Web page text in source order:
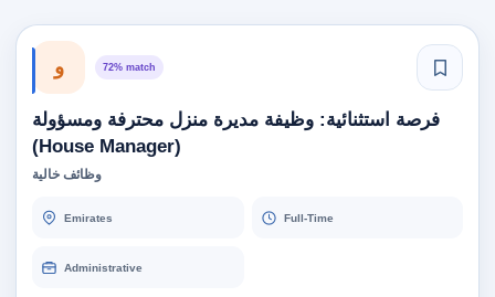
و 72% match
فرصة استثنائية: وظيفة مديرة منزل محترفة ومسؤولة
(House Manager)
وظائف خالية
Emirates Full-Time
Administrative